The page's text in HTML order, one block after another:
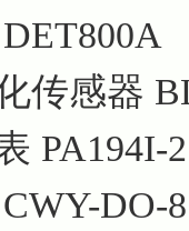
传感器
PA194I-
DO-